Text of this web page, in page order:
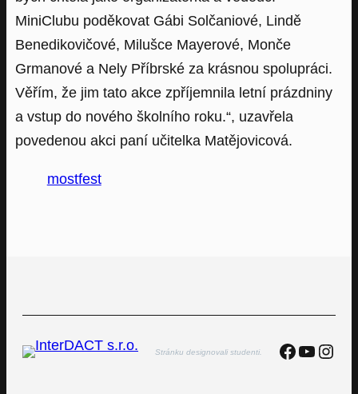
MiniClubu poděkovat Gábi Solčaniové, Lindě
Benedikovičové, Milušce Mayerové, Monče
Grmanové a Nely Příbrské za krásnou spolupráci.
Věřím, že jim tato akce zpříjemnila letní prázdniny
a vstup do nového školního roku.“, uzavřela
povedenou akci paní učitelka Matějovicová.
mostfest
Stránku designovali studenti.